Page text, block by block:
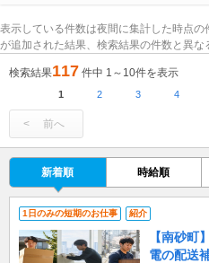
表示している件数は夜間に集計した時点
が追加された結果、検索結果の件数と異な
検索結果117 件中 1～10件を表示
1 2 3 4
前へ
新着順 時給順
1日のみの短期のお仕事 紹介
【南砂町
電の配送